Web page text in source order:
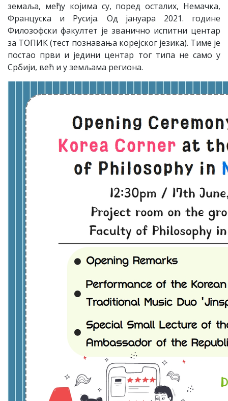
земаља, међу којима су, поред осталих, Немачка,
Француска и Русија. Од јануара 2021. године
Филозофски факултет је званично испитни центар
за ТОПИК (тест познавања корејског језика). Тиме је
постао први и једини центар тог типа не само у
Србији, већ и у земљама региона.